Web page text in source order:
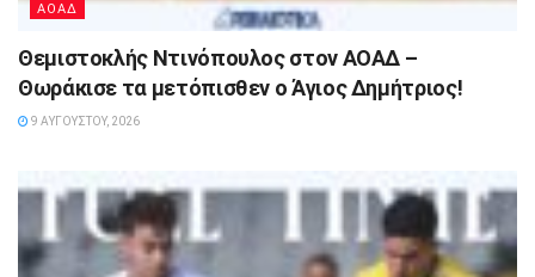
ΑΟΑΔ
Θεμιστοκλής Ντινόπουλος στον ΑΟΑΔ –
Θωράκισε τα μετόπισθεν ο Άγιος Δημήτριος!
9 ΑΥΓΟΎΣΤΟΥ, 2026